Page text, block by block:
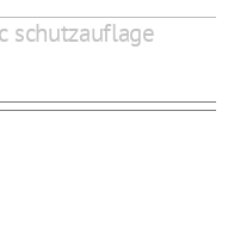
schutzauflage